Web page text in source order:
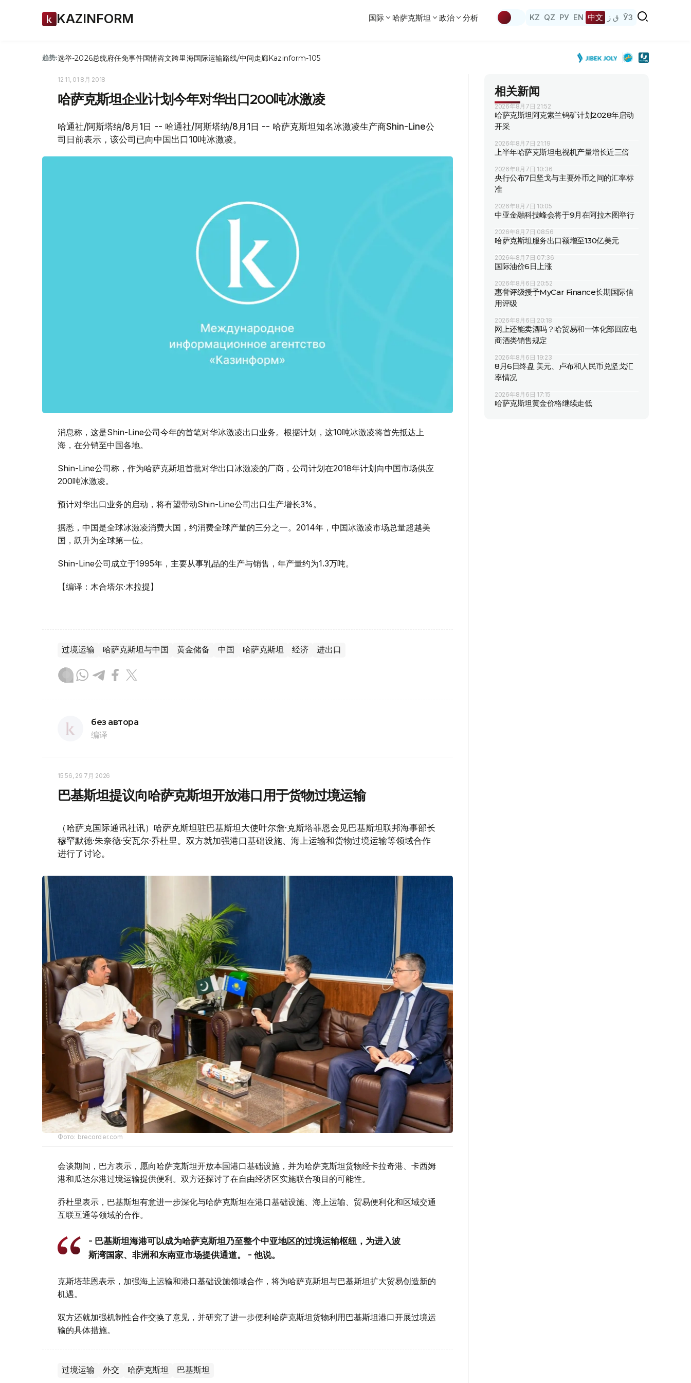
KAZINFORM 国际 哈萨克斯坦 政治 分析 KZ QZ РУ EN 中文 ق ز ЎЗ
趋势:选举-2026总统府任免事件国情咨文跨里海国际运输路线/中间走廊Kazinform-105
12:11, 01 8月 2018
哈萨克斯坦企业计划今年对华出口200吨冰激凌
哈通社/阿斯塔纳/8月1日 -- 哈通社/阿斯塔纳/8月1日 -- 哈萨克斯坦知名冰激凌生产商Shin-Line公
司日前表示，该公司已向中国出口10吨冰激凌。
消息称，这是Shin-Line公司今年的首笔对华冰激凌出口业务。根据计划，这10吨冰激凌将首先抵达上
海，在分销至中国各地。
Shin-Line公司称，作为哈萨克斯坦首批对华出口冰激凌的厂商，公司计划在2018年计划向中国市场供应
200吨冰激凌。
预计对华出口业务的启动，将有望带动Shin-Line公司出口生产增长3%。
据悉，中国是全球冰激凌消费大国，约消费全球产量的三分之一。2014年，中国冰激凌市场总量超越美
国，跃升为全球第一位。
Shin-Line公司成立于1995年，主要从事乳品的生产与销售，年产量约为1.3万吨。
【编译：木合塔尔·木拉提】
过境运输 哈萨克斯坦与中国 黄金储备 中国 哈萨克斯坦 经济 进出口
без автора
编译
15:56, 29 7月 2026
巴基斯坦提议向哈萨克斯坦开放港口用于货物过境运输
（哈萨克国际通讯社讯）哈萨克斯坦驻巴基斯坦大使叶尔詹·克斯塔菲恩会见巴基斯坦联邦海事部长
穆罕默德·朱奈德·安瓦尔·乔杜里。双方就加强港口基础设施、海上运输和货物过境运输等领域合作
进行了讨论。
Фото: brecorder.com
会谈期间，巴方表示，愿向哈萨克斯坦开放本国港口基础设施，并为哈萨克斯坦货物经卡拉奇港、卡西姆
港和瓜达尔港过境运输提供便利。双方还探讨了在自由经济区实施联合项目的可能性。
乔杜里表示，巴基斯坦有意进一步深化与哈萨克斯坦在港口基础设施、海上运输、贸易便利化和区域交通
互联互通等领域的合作。
- 巴基斯坦海港可以成为哈萨克斯坦乃至整个中亚地区的过境运输枢纽，为进入波
斯湾国家、非洲和东南亚市场提供通道。 - 他说。
克斯塔菲恩表示，加强海上运输和港口基础设施领域合作，将为哈萨克斯坦与巴基斯坦扩大贸易创造新的
机遇。
双方还就加强机制性合作交换了意见，并研究了进一步便利哈萨克斯坦货物利用巴基斯坦港口开展过境运
输的具体措施。
过境运输 外交 哈萨克斯坦 巴基斯坦
相关新闻
2026年8月7日 21:52
哈萨克斯坦阿克索兰钨矿计划2028年启动
开采
2026年8月7日 21:19
上半年哈萨克斯坦电视机产量增长近三倍
2026年8月7日 10:36
央行公布7日坚戈与主要外币之间的汇率标
准
2026年8月7日 10:05
中亚金融科技峰会将于9月在阿拉木图举行
2026年8月7日 08:56
哈萨克斯坦服务出口额增至130亿美元
2026年8月7日 07:36
国际油价6日上涨
2026年8月6日 20:52
惠誉评级授予MyCar Finance长期国际信
用评级
2026年8月6日 20:18
网上还能卖酒吗？哈贸易和一体化部回应电
商酒类销售规定
2026年8月6日 19:23
8月6日终盘 美元、卢布和人民币兑坚戈汇
率情况
2026年8月6日 17:15
哈萨克斯坦黄金价格继续走低